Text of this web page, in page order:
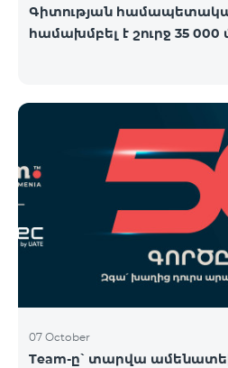
Գիտության
համախմբել է շուրջ 35
07 October
Team-ը՝ տարվա